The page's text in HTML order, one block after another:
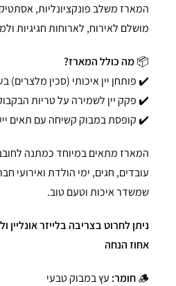
המארז משלב פונקציונליות,
מושלם לאירוח, לארוחות חגיגיות
📦מה כולל המארז?
✔️ פותחן יין איכותי (סכין מלצרים)
✔️ פקק יין לשמירה על טריות
✔️ קופסת במבוק קשיחה עם תאים
המארז מתאים במיוחד כמתנה
עובדים, חגים, ימי הולדת ואירועי
שמשדר איכות וטעם טוב.
אחוז הנחה
🪵חומר: עץ במבוק טבעי